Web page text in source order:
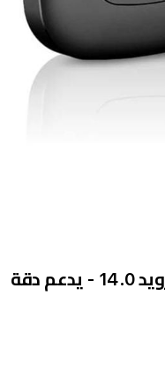
تي في بوكس مورتال T1 - اندرويد 14.0 - يدعم دقة